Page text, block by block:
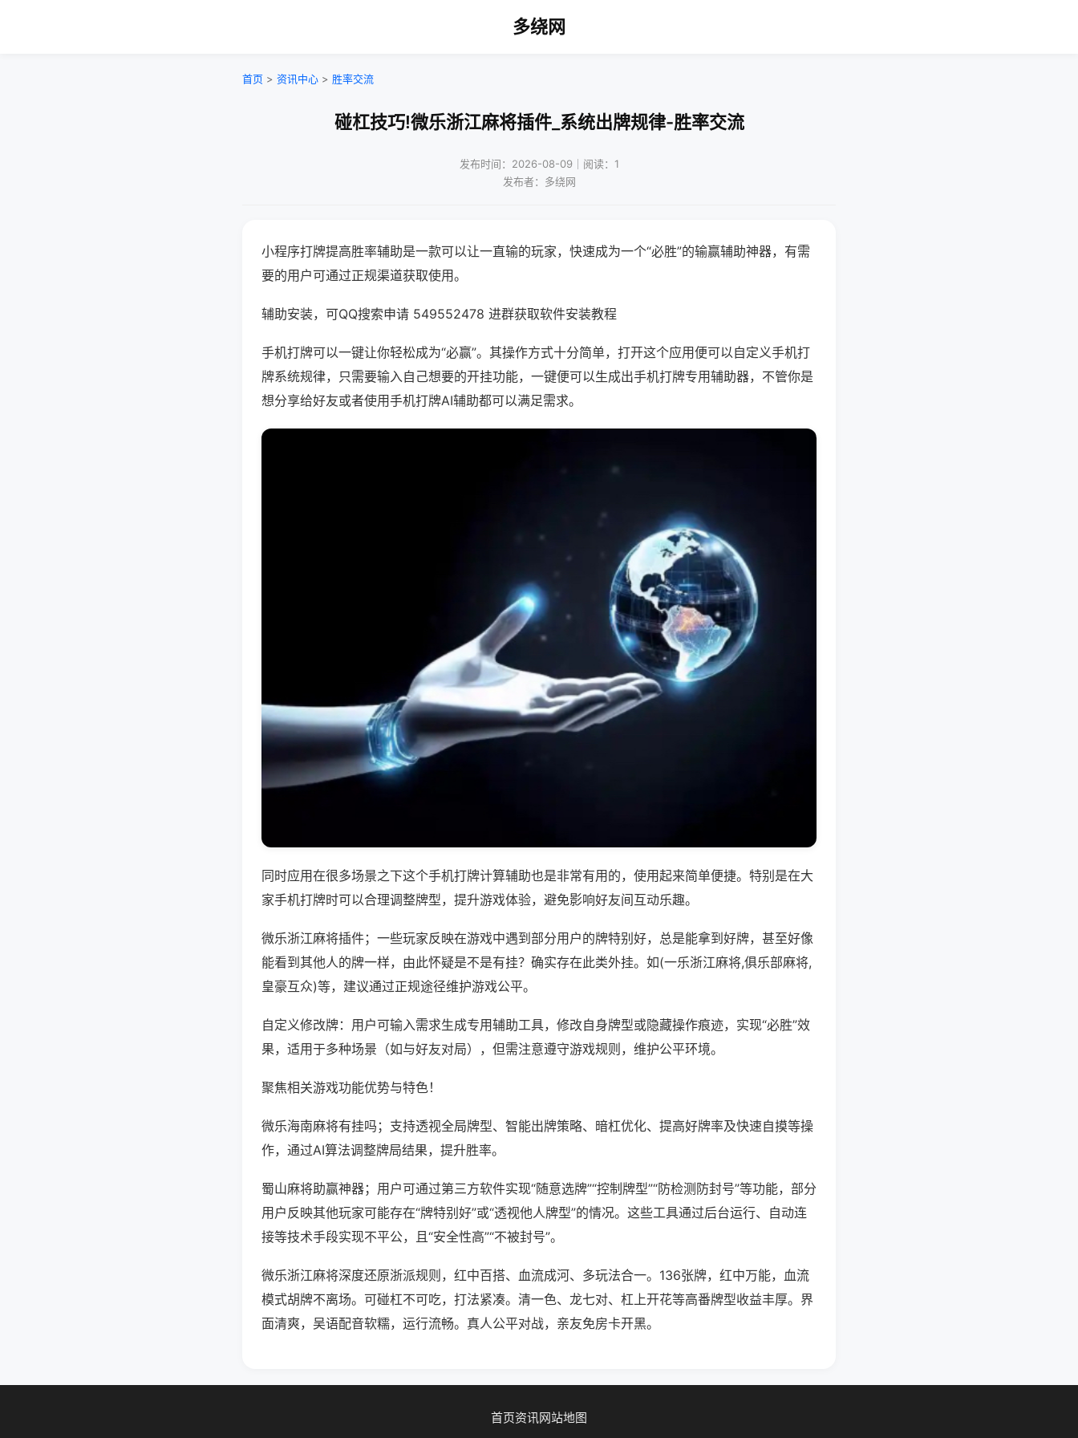
多绕网
首页 > 资讯中心 > 胜率交流
碰杠技巧!微乐浙江麻将插件_系统出牌规律-胜率交流
发布时间：2026-08-09｜阅读：1
发布者：多绕网
小程序打牌提高胜率辅助是一款可以让一直输的玩家，快速成为一个“必胜”的输赢辅助神器，有需
要的用户可通过正规渠道获取使用。
辅助安装，可QQ搜索申请 549552478 进群获取软件安装教程
手机打牌可以一键让你轻松成为“必赢”。其操作方式十分简单，打开这个应用便可以自定义手机打
牌系统规律，只需要输入自己想要的开挂功能，一键便可以生成出手机打牌专用辅助器，不管你是
想分享给好友或者使用手机打牌AI辅助都可以满足需求。
同时应用在很多场景之下这个手机打牌计算辅助也是非常有用的，使用起来简单便捷。特别是在大
家手机打牌时可以合理调整牌型，提升游戏体验，避免影响好友间互动乐趣。
微乐浙江麻将插件；一些玩家反映在游戏中遇到部分用户的牌特别好，总是能拿到好牌，甚至好像
能看到其他人的牌一样，由此怀疑是不是有挂？确实存在此类外挂。如(一乐浙江麻将,俱乐部麻将,
皇豪互众)等，建议通过正规途径维护游戏公平。
自定义修改牌：用户可输入需求生成专用辅助工具，修改自身牌型或隐藏操作痕迹，实现“必胜”效
果，适用于多种场景（如与好友对局），但需注意遵守游戏规则，维护公平环境。
聚焦相关游戏功能优势与特色！
微乐海南麻将有挂吗；支持透视全局牌型、智能出牌策略、暗杠优化、提高好牌率及快速自摸等操
作，通过AI算法调整牌局结果，提升胜率。
蜀山麻将助赢神器；用户可通过第三方软件实现“随意选牌”“控制牌型”“防检测防封号”等功能，部分
用户反映其他玩家可能存在“牌特别好”或“透视他人牌型”的情况。这些工具通过后台运行、自动连
接等技术手段实现不平公，且“安全性高”“不被封号”。
微乐浙江麻将深度还原浙派规则，红中百搭、血流成河、多玩法合一。136张牌，红中万能，血流
模式胡牌不离场。可碰杠不可吃，打法紧凑。清一色、龙七对、杠上开花等高番牌型收益丰厚。界
面清爽，吴语配音软糯，运行流畅。真人公平对战，亲友免房卡开黑。
首页资讯网站地图